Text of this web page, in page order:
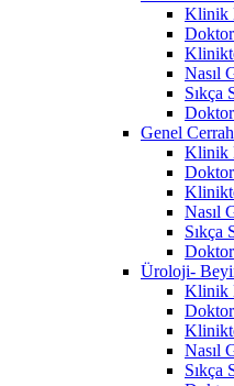
Klinik
Doktor
Nasıl
Sıkça
Genel
Klinik
Doktor
Nasıl
Sıkça
Üroloji-
Klinik
Doktor
Nasıl
Sıkça